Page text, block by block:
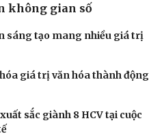
không gian số
sáng tạo mang nhiều giá trị
giá trị văn hóa thành động
sắc giành 8 HCV tại cuộc